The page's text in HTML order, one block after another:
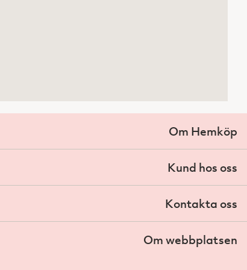
Om Hemköp
Kund hos oss
Kontakta oss
Om webbplatsen